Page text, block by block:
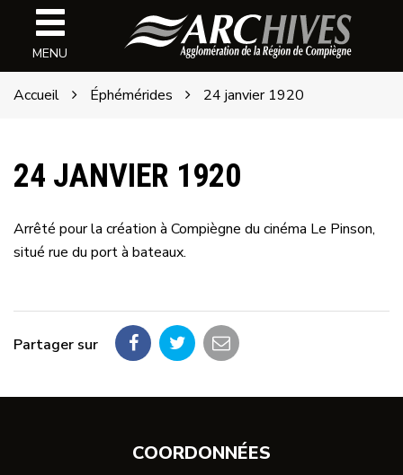
Gestion des traceurs
MENU
Archives
l'ARC
Accueil Éphémérides 24 janvier 1920
24 JANVIER 1920
Arrêté pour la création à Compiègne du cinéma Le Pinson,
situé rue du port à bateaux.
Partager sur
Partager
Facebook
Partager
Twitter
Partager
email
COORDONNÉES